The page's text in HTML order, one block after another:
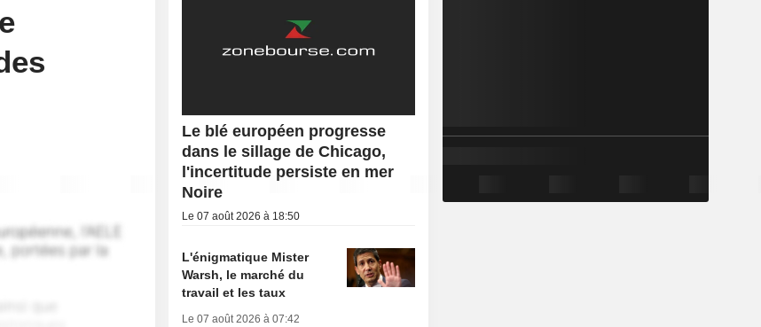
Le blé européen progresse
dans le sillage de Chicago,
l'incertitude persiste en mer
Noire
Le 07 août 2026 à 18:50
L'énigmatique Mister
Warsh, le marché du
travail et les taux
Le 07 août 2026 à 07:42